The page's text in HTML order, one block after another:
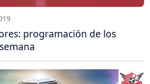
programación de los